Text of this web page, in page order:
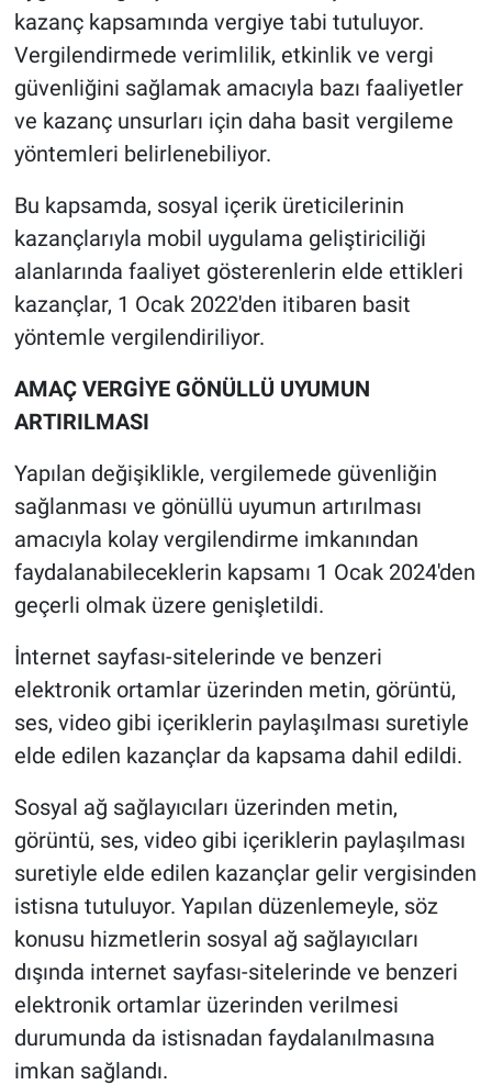
kazanç kapsamında vergiye tabi tutuluyor.
Vergilendirmede verimlilik, etkinlik ve vergi
güvenliğini sağlamak amacıyla bazı faaliyetler
ve kazanç unsurları için daha basit vergileme
yöntemleri belirlenebiliyor.
Bu kapsamda, sosyal içerik üreticilerinin
kazançlarıyla mobil uygulama geliştiriciliği
alanlarında faaliyet gösterenlerin elde ettikleri
kazançlar, 1 Ocak 2022'den itibaren basit
yöntemle vergilendiriliyor.
AMAÇ VERGİYE GÖNÜLLÜ UYUMUN
ARTIRILMASI
Yapılan değişiklikle, vergilemede güvenliğin
sağlanması ve gönüllü uyumun artırılması
amacıyla kolay vergilendirme imkanından
faydalanabileceklerin kapsamı 1 Ocak 2024'den
geçerli olmak üzere genişletildi.
İnternet sayfası-sitelerinde ve benzeri
elektronik ortamlar üzerinden metin, görüntü,
ses, video gibi içeriklerin paylaşılması suretiyle
elde edilen kazançlar da kapsama dahil edildi.
Sosyal ağ sağlayıcıları üzerinden metin,
görüntü, ses, video gibi içeriklerin paylaşılması
suretiyle elde edilen kazançlar gelir vergisinden
istisna tutuluyor. Yapılan düzenlemeyle, söz
konusu hizmetlerin sosyal ağ sağlayıcıları
dışında internet sayfası-sitelerinde ve benzeri
elektronik ortamlar üzerinden verilmesi
durumunda da istisnadan faydalanılmasına
imkan sağlandı.